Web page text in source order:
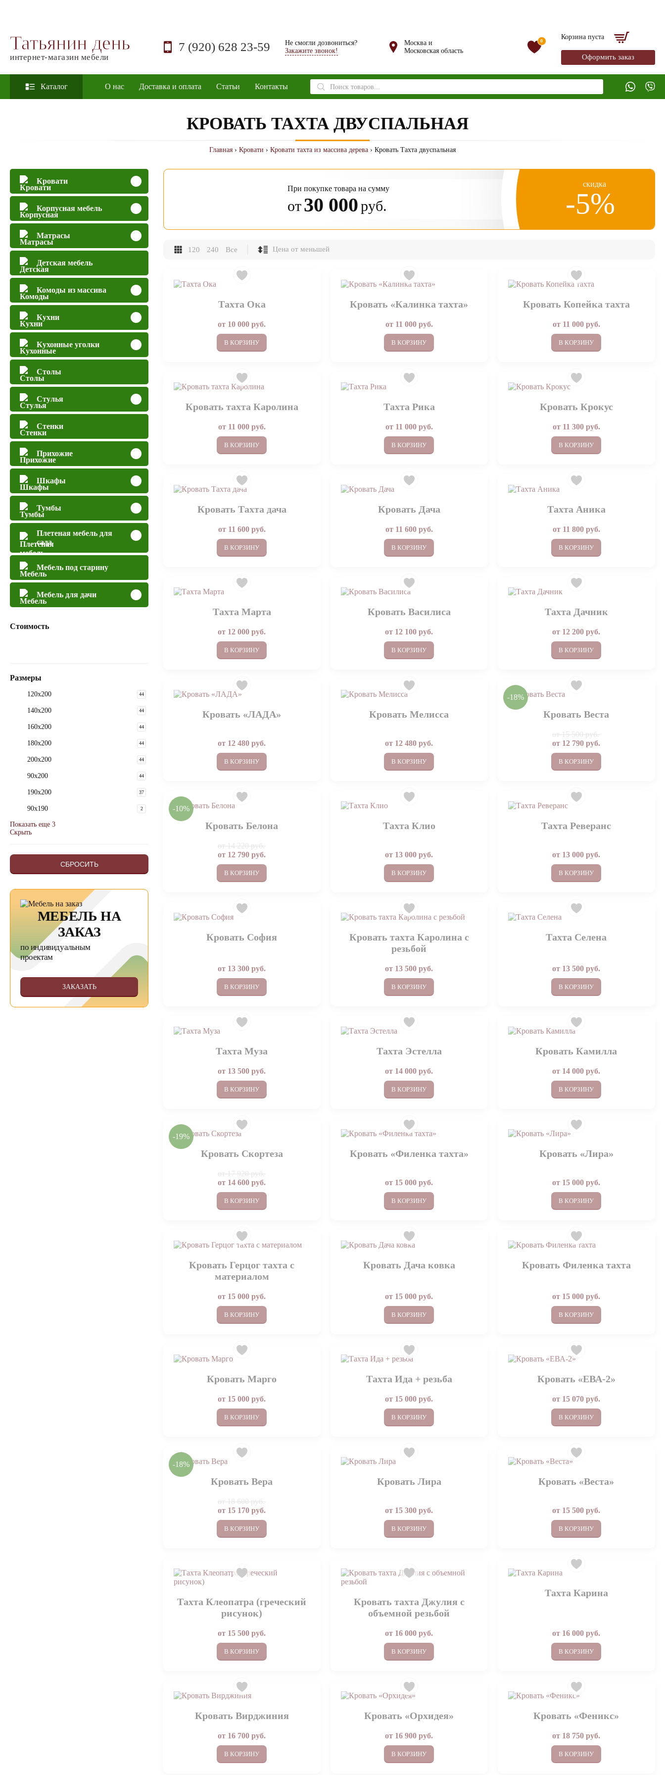
Татьянин день
интернет-магазин мебели
7 (920) 628 23-59
Не смогли дозвониться?
Закажите звонок!
Москва и
Московская область
0
Корзина пуста
Оформить заказ
Каталог О нас Доставка и оплата Статьи Контакты
Поиск
товаров
КРОВАТЬ ТАХТА ДВУСПАЛЬНАЯ
Главная › Кровати › Кровати тахта из массива дерева › Кровать Тахта двуспальная
Кровати
Корпусная мебель
Матрасы
Детская мебель
Комоды из массива
Кухни
Кухонные уголки
Столы
Стулья
Стенки
Прихожие
Шкафы
Тумбы
Плетеная мебель для
сада
Мебель под старину
Мебель для дачи
Стоимость
Размеры
120x200 44
140x200 44
160x200 44
180x200 44
200x200 44
90x200 44
190х200 37
90x190 2
Показать еще 3
Скрыть
СБРОСИТЬ
МЕБЕЛЬ НА
ЗАКАЗ
по индивидуальным
проектам
ЗАКАЗАТЬ
При покупке товара на сумму
от30 000руб.
скидка
-5%
120 240 Все
Тахта Ока
от 10 000 руб.
В КОРЗИНУ
Кровать «Калинка тахта»
от 11 000руб.
В КОРЗИНУ
Кровать Копейка тахта
от 11 000руб.
В КОРЗИНУ
Кровать тахта Каролина
от 11 000руб.
В КОРЗИНУ
Тахта Рика
от 11 000руб.
В КОРЗИНУ
Кровать Крокус
от 11 300руб.
В КОРЗИНУ
Кровать Тахта дача
от 11 600руб.
В КОРЗИНУ
Кровать Дача
от 11 600руб.
В КОРЗИНУ
Тахта Аника
от 11 800руб.
В КОРЗИНУ
Тахта Марта
от 12 000 руб.
В КОРЗИНУ
Кровать Василиса
от 12 100 руб.
В КОРЗИНУ
Тахта Дачник
от 12 200 руб.
В КОРЗИНУ
Кровать «ЛАДА»
от 12 480 руб.
В КОРЗИНУ
Кровать Мелисса
от 12 480 руб.
В КОРЗИНУ
Кровать Веста
от15 500 руб.
от 12 790 руб.
В КОРЗИНУ
-18%
Кровать Белона
от14 220 руб.
от 12 790 руб.
В КОРЗИНУ
-10%
Тахта Клио
от 13 000 руб.
В КОРЗИНУ
Тахта Реверанс
от 13 000 руб.
В КОРЗИНУ
Кровать София
от 13 300 руб.
В КОРЗИНУ
Кровать тахта Каролина с
резьбой
от 13 500 руб.
В КОРЗИНУ
Тахта Селена
от 13 500 руб.
В КОРЗИНУ
Тахта Муза
от 13 500 руб.
В КОРЗИНУ
Тахта Эстелла
от 14 000 руб.
В КОРЗИНУ
Кровать Камилла
от 14 000 руб.
В КОРЗИНУ
Кровать Скортеза
от17 920 руб.
от 14 600 руб.
В КОРЗИНУ
-19%
Кровать «Филенка тахта»
от 15 000 руб.
В КОРЗИНУ
Кровать «Лира»
от 15 000 руб.
В КОРЗИНУ
Кровать Герцог тахта с
материалом
от 15 000 руб.
В КОРЗИНУ
Кровать Дача ковка
от 15 000 руб.
В КОРЗИНУ
Кровать Филенка тахта
от 15 000 руб.
В КОРЗИНУ
Кровать Марго
от 15 000 руб.
В КОРЗИНУ
Тахта Ида + резьба
от 15 000 руб.
В КОРЗИНУ
Кровать «ЕВА-2»
от 15 070 руб.
В КОРЗИНУ
Кровать Вера
от18 600 руб.
от 15 170 руб.
В КОРЗИНУ
-18%
Кровать Лира
от 15 300 руб.
В КОРЗИНУ
Кровать «Веста»
от 15 500 руб.
В КОРЗИНУ
Тахта Клеопатра (греческий
рисунок)
от 15 500 руб.
В КОРЗИНУ
Кровать тахта Джулия с
объемной резьбой
от 16 000 руб.
В КОРЗИНУ
Тахта Карина
от 16 000 руб.
В КОРЗИНУ
Кровать Вирджиния
от 16 700 руб.
В КОРЗИНУ
Кровать «Орхидея»
от 16 900 руб.
В КОРЗИНУ
Кровать «Феникс»
от 18 750 руб.
В КОРЗИНУ